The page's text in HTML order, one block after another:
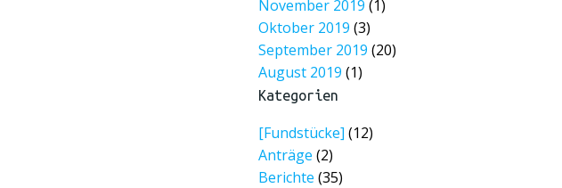
November 2019 (1)
Oktober 2019 (3)
September 2019 (20)
August 2019 (1)
Kategorien
[Fundstücke] (12)
Anträge (2)
Berichte (35)